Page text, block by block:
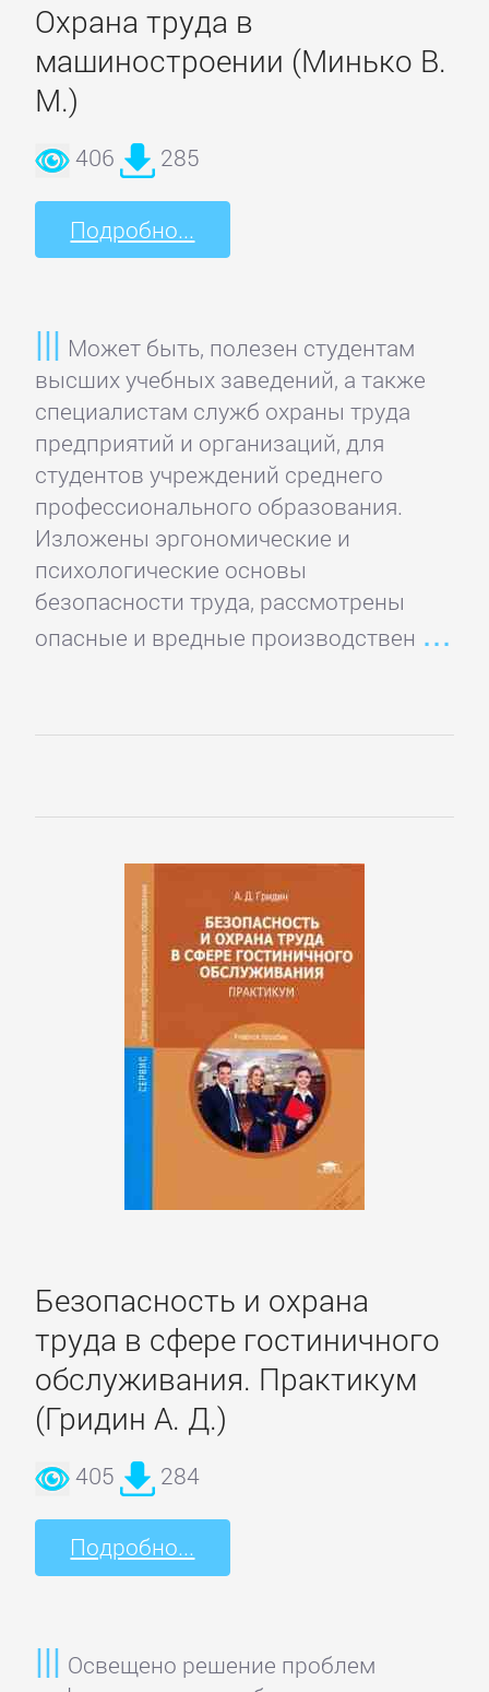
Охрана труда в
машиностроении (Минько В.
М.)
406 285
Подробно...
Может быть, полезен студентам
высших учебных заведений, а также
специалистам служб охраны труда
предприятий и организаций, для
студентов учреждений среднего
профессионального образования.
Изложены эргономические и
психологические основы
безопасности труда, рассмотрены
опасные и вредные производствен
Безопасность и охрана
труда в сфере гостиничного
обслуживания. Практикум
(Гридин А. Д.)
405 284
Подробно...
Освещено решение проблем
Современная
зарубежная
литература
ИСКУССТВО
Кинематограф,
театр
Критика
КЛАССИКА
Древневосточная
литература
Зарубежная
классика
19
Литература
Советская
литература
Старинная
литература:
прочее
КОМПЬЮТЕРНАЯ
ЛИТЕРАТУРА
Базы